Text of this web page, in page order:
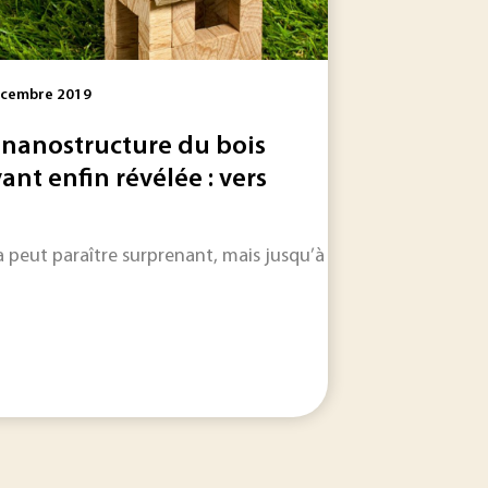
la dégradation efficace et moins coûteuse du
du Papier, une thèse de doctorat de Grenoble INP
2019
nanostructure du bois
enfin révélée : vers
peut paraître surprenant, mais jusqu’à présent, on ne